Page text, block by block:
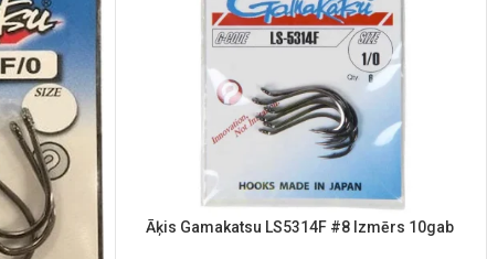
Āķis Gamakatsu LS5314F #8 Izmērs 10gab